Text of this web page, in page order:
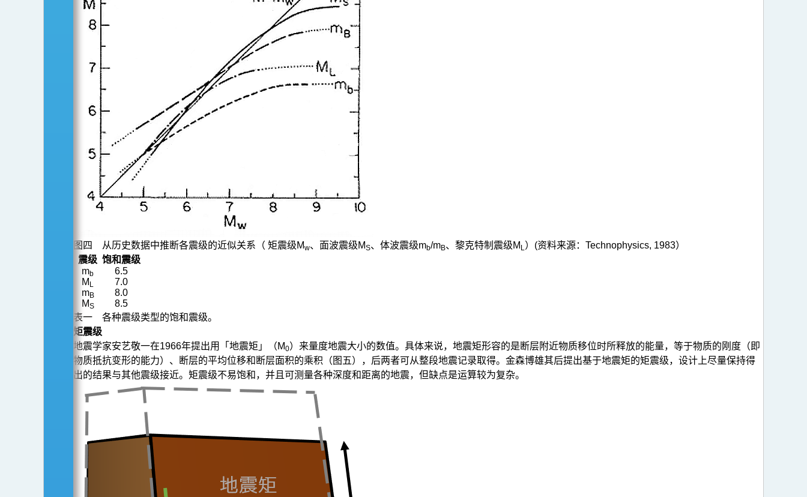
图四 从历史数据中推断各震级的近似关系（ 矩震级Mw、面波震级MS、体波震级mb/mB、黎克特制震级M L）(资料来源：Technophysics, 1983）
震级 饱和震级
mb
6.5
M L
7.0
mB
8.0
MS
8.5
表一 各种震级类型的饱和震级。
矩震级
地震学家安艺敬一在1966年提出用「地震矩」（M0）来量度地震大小的数值。具体来说，地震矩形容的是断层附近物质移位时所释放的能量，等于物质的刚度（即
物质抵抗变形的能力）、断层的平均位移和断层面积的乘积（图五），后两者可从整段地震记录取得。金森博雄其后提出基于地震矩的矩震级，设计上尽量保持得
出的结果与其他震级接近。矩震级不易饱和，并且可测量各种深度和距离的地震，但缺点是运算较为复杂。